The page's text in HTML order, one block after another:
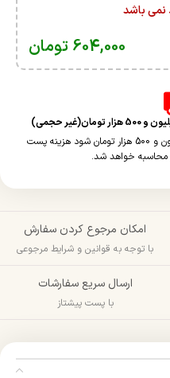
نمی باشد
604,000 تومان
چنانچه جمع سبد خرید شما بالای 2 میلیون و 500 هزار تومان شود هزینه پست
محاسبه خواهد شد.
امکان مرجوع کردن سفارش
با توجه به قوانین و شرایط مرجوعی
ارسال سریع سفارشات
با پست پیشتاز